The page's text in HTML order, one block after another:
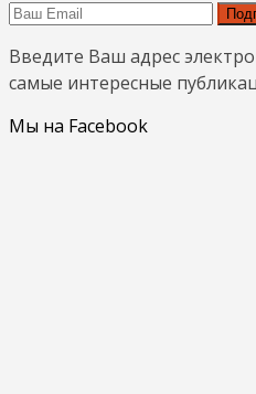
Введите Ваш адрес
самые интересные
Мы на Facebook